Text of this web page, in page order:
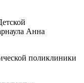
Анна
поликлиники